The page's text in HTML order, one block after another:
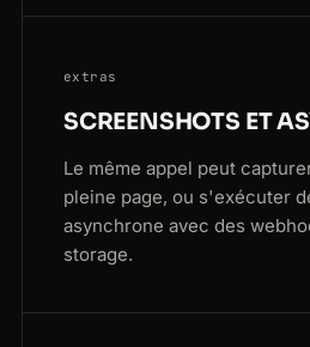
extras
SCREENSHOTS ET
Le même appel peut
pleine page, ou s'exécuter
asynchrone avec des
storage.